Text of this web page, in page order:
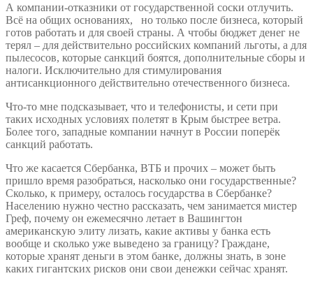
А компании-отказники от государственной соски отлучить.
Всё на общих основаниях, но только после бизнеса, который
готов работать и для своей страны. А чтобы бюджет денег не
терял – для действительно российских компаний льготы, а для
пылесосов, которые санкций боятся, дополнительные сборы и
налоги. Исключительно для стимулирования
антисанкционного действительно отечественного бизнеса.
Что-то мне подсказывает, что и телефонисты, и сети при
таких исходных условиях полетят в Крым быстрее ветра.
Более того, западные компании начнут в России поперёк
санкций работать.
Что же касается Сбербанка, ВТБ и прочих – может быть
пришло время разобраться, насколько они государственные?
Сколько, к примеру, осталось государства в Сбербанке?
Населению нужно честно рассказать, чем занимается мистер
Греф, почему он ежемесячно летает в Вашингтон
американскую элиту лизать, какие активы у банка есть
вообще и сколько уже выведено за границу? Граждане,
которые хранят деньги в этом банке, должны знать, в зоне
каких гигантских рисков они свои денежки сейчас хранят.